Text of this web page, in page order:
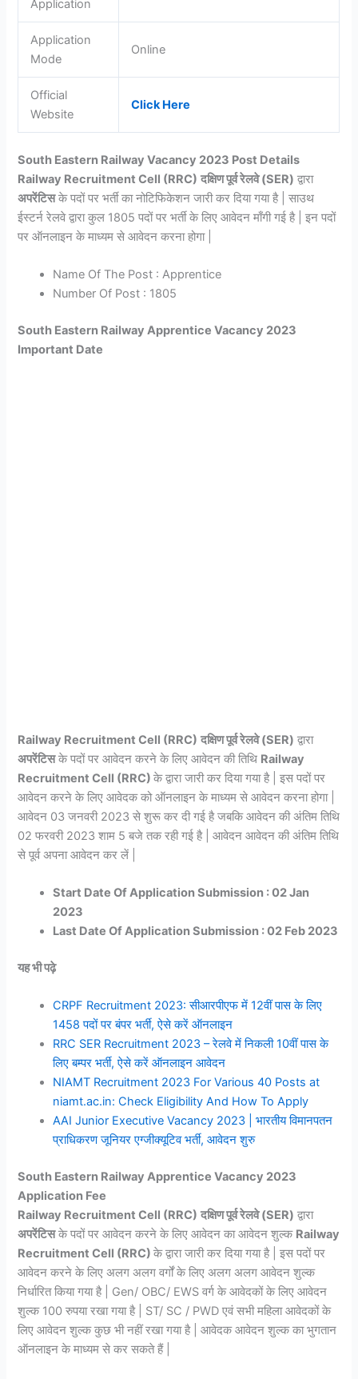
Application
Application
Mode
Online
Official
Website
Click Here
South Eastern Railway Vacancy 2023 Post Details
Railway Recruitment Cell (RRC) दक्षिण पूर्व रेलवे (SER) द्वारा
अपरेंटिसके पदों पर भर्ती का नोटिफिकेशन जारी कर दिया गया है | साउथ
ईस्टर्न रेलवे द्वारा कुल 1805 पदों पर भर्ती के लिए आवेदन माँगी गई है | इन पदों
पर ऑनलाइन के माध्यम से आवेदन करना होगा |
Name Of The Post : Apprentice
Number Of Post : 1805
South Eastern Railway Apprentice Vacancy 2023
Important Date
Railway Recruitment Cell (RRC) दक्षिण पूर्व रेलवे (SER) द्वारा
अपरेंटिसके पदों पर आवेदन करने के लिए आवेदन की तिथि Railway
Recruitment Cell (RRC)के द्वारा जारी कर दिया गया है | इस पदों पर
आवेदन करने के लिए आवेदक को ऑनलाइन के माध्यम से आवेदन करना होगा |
आवेदन 03 जनवरी 2023 से शुरू कर दी गई है जबकि आवेदन की अंतिम तिथि
02 फरवरी 2023 शाम 5 बजे तक रही गई है | आवेदन आवेदन की अंतिम तिथि
से पूर्व अपना आवेदन कर लें |
Start Date Of Application Submission : 02 Jan
2023
Last Date Of Application Submission : 02 Feb 2023
यह भी पढ़े
CRPF Recruitment 2023: सीआरपीएफ में 12वीं पास के लिए
1458 पदों पर बंपर भर्ती, ऐसे करें ऑनलाइन
RRC SER Recruitment 2023 – रेलवे में निकली 10वीं पास के
लिए बम्पर भर्ती, ऐसे करें ऑनलाइन आवेदन
NIAMT Recruitment 2023 For Various 40 Posts at
niamt.ac.in: Check Eligibility And How To Apply
AAI Junior Executive Vacancy 2023 | भारतीय विमानपतन
प्राधिकरण जूनियर एग्जीक्यूटिव भर्ती, आवेदन शुरु
South Eastern Railway Apprentice Vacancy 2023
Application Fee
Railway Recruitment Cell (RRC) दक्षिण पूर्व रेलवे (SER) द्वारा
अपरेंटिसके पदों पर आवेदन करने के लिए आवेदन का आवेदन शुल्क Railway
Recruitment Cell (RRC)के द्वारा जारी कर दिया गया है | इस पदों पर
आवेदन करने के लिए अलग अलग वर्गों के लिए अलग अलग आवेदन शुल्क
निर्धारित किया गया है | Gen/ OBC/ EWS वर्ग के आवेदकों के लिए आवेदन
शुल्क 100 रुपया रखा गया है | ST/ SC / PWD एवं सभी महिला आवेदकों के
लिए आवेदन शुल्क कुछ भी नहीं रखा गया है | आवेदक आवेदन शुल्क का भुगतान
ऑनलाइन के माध्यम से कर सकते हैं |